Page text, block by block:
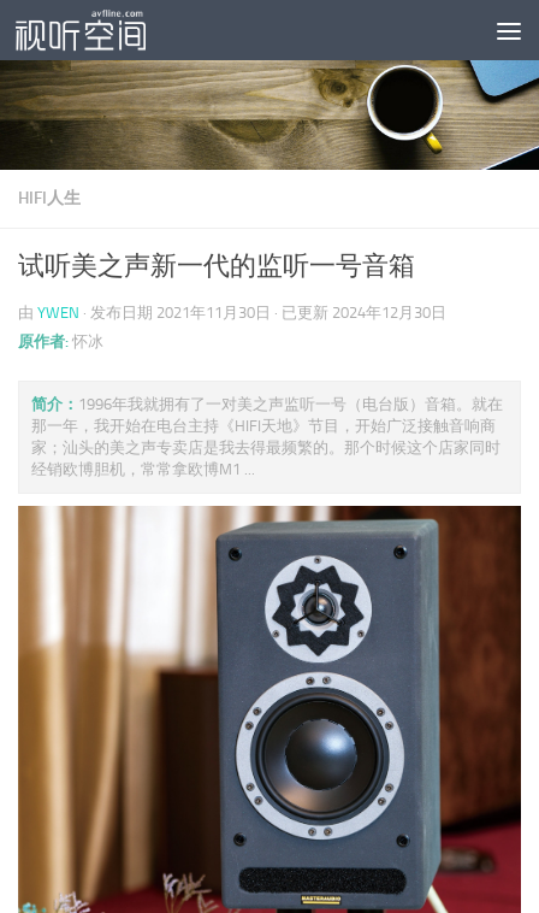
跳至内容
HIFI人生
试听美之声新一代的监听一号音箱
由 YWEN · 发布日期 2021年11月30日 · 已更新 2024年12月30日
原作者: 怀冰
简介： 1996年我就拥有了一对美之声监听一号（电台版）音箱。就在
那一年，我开始在电台主持《HIFI天地》节目，开始广泛接触音响商
家；汕头的美之声专卖店是我去得最频繁的。那个时候这个店家同时
经销欧博胆机，常常拿欧博M1 ...